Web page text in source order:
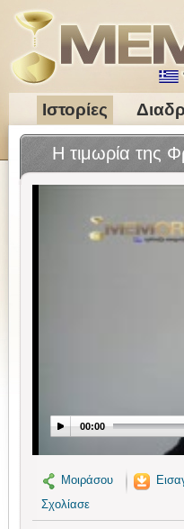
Ιστορίες
Η τιμωρία της
00:00
Μοιράσου
Σχολίασε